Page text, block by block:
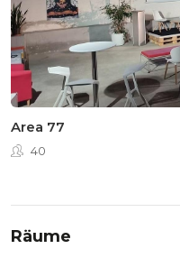
Area 77
40
Räume